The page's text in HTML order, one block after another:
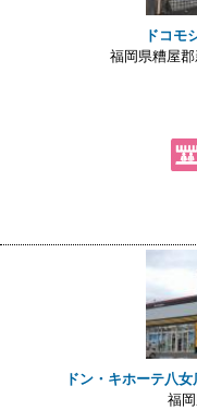
ドコモ
福岡県糟屋
ドン・キホーテ八
福